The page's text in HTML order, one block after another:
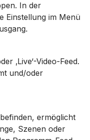
In der
Einstellung im Menü
‚Live‘-Video-Feed.
und/oder
ermöglicht
Szenen oder